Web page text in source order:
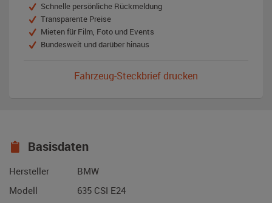
Schnelle persönliche Rückmeldung
Transparente Preise
Mieten für Film, Foto und Events
Bundesweit und darüber hinaus
Fahrzeug-Steckbrief drucken
Basisdaten
Hersteller
BMW
Modell
635 CSI E24